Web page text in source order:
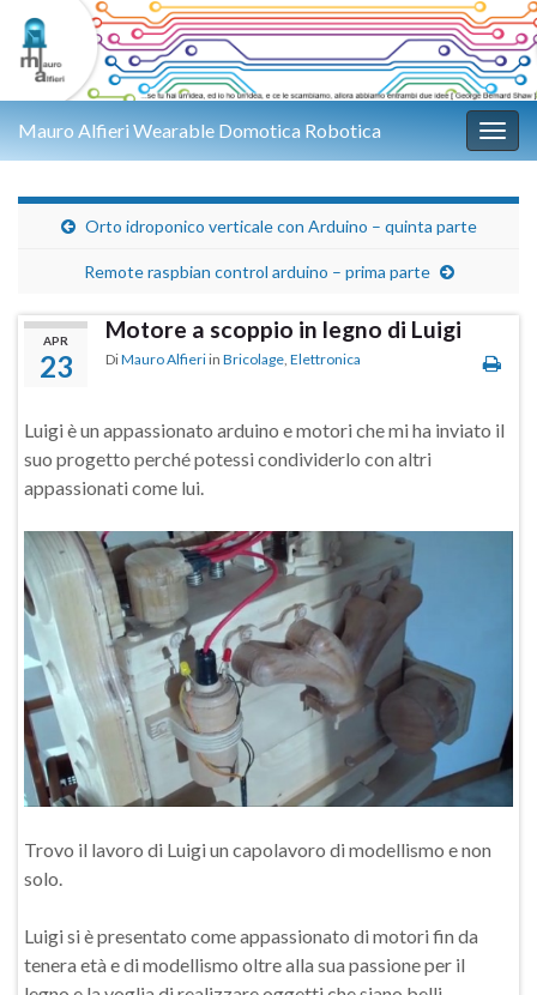
Mauro Alfieri Wearable Domotica Robotica
Orto idroponico verticale con Arduino – quinta parte
Remote raspbian control arduino – prima parte
APR
23
Motore a scoppio in legno di Luigi
DiMauro Alfieri in Bricolage, Elettronica
Luigi è un appassionato arduino e motori che mi ha inviato il
suo progetto perché potessi condividerlo con altri
appassionati come lui.
Trovo il lavoro di Luigi un capolavoro di modellismo e non
solo.
Luigi si è presentato come appassionato di motori fin da
tenera età e di modellismo oltre alla sua passione per il